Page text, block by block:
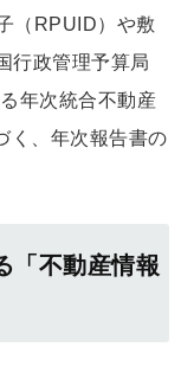
（RPUID）や敷
行政管理予算局
年次統合不動産
く、年次報告書の
「不動産情報